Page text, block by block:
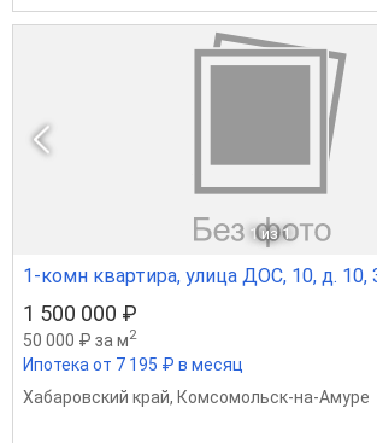
1 из 1
1-комн квартира, улица ДОС, 10, д. 10,
1 500 000 ₽
50 000 ₽ за м2
Ипотека от 7 195 ₽ в месяц
Хабаровский край, Комсомольск-на-Амуре